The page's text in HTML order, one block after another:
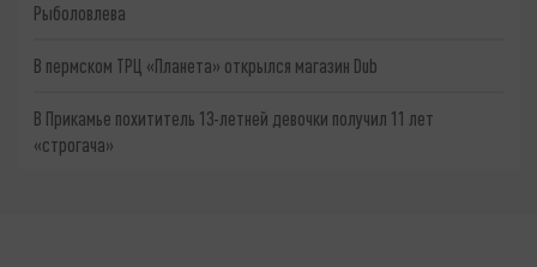
Рыболовлева
В пермском ТРЦ «Планета» открылся магазин Dub
В Прикамье похититель 13-летней девочки получил 11 лет
«строгача»